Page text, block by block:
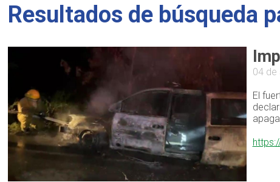
Resultados de búsqueda
04 de
El